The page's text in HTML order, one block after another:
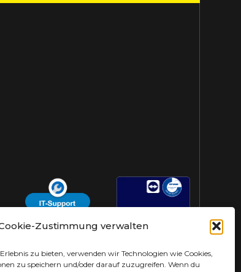
Zustimmung verwalten
zu bieten, verwenden wir Technologien wie Cookies,
zu speichern und/oder darauf zuzugreifen. Wenn du
AHS-Helpdesk